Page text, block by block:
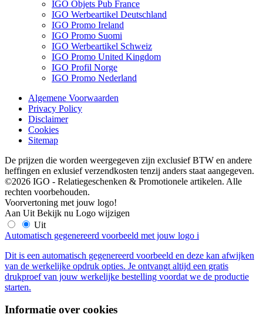
IGO Objets Pub France
IGO Werbeartikel Deutschland
IGO Promo Ireland
IGO Promo Suomi
IGO Werbeartikel Schweiz
IGO Promo United Kingdom
IGO Profil Norge
IGO Promo Nederland
Algemene Voorwaarden
Privacy Policy
Disclaimer
Cookies
Sitemap
De prijzen die worden weergegeven zijn exclusief BTW en andere
heffingen en exlusief verzendkosten tenzij anders staat aangegeven.
©2026 IGO - Relatiegeschenken & Promotionele artikelen. Alle
rechten voorbehouden.
Voorvertoning met jouw logo!
Aan Uit Bekijk nu Logo wijzigen
Uit
Automatisch gegenereerd voorbeeld met jouw logo i
Dit is een automatisch gegenereerd voorbeeld en deze kan afwijken
van de werkelijke opdruk opties. Je ontvangt altijd een gratis
drukproef van jouw werkelijke bestelling voordat we de productie
starten.
Informatie over cookies